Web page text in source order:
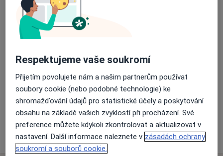
Gynekolog
20 názorů
Gynekolog
18 názorů
MUDr. Michaela Blažková
Gynekolog
Respektujeme vaše soukromí
Přijetím povolujete nám a našim partnerům používat
soubory cookie (nebo podobné technologie) ke
shromažďování údajů pro statistické účely a poskytování
obsahu na základě vašich zvyklostí při procházení. Své
preference můžete kdykoli zkontrolovat a aktualizovat v
nastavení. Další informace naleznete v zásadách ochrany
soukromí a souborů cookie.